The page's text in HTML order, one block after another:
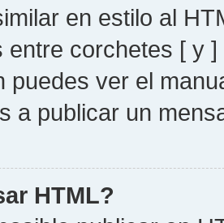
en estilo al
entre corchetes [ y
puedes ver el
a publicar un
HTML?